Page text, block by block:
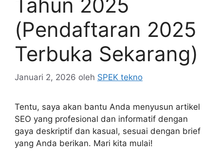
(Pendaftaran 2025
Terbuka Sekarang)
Januari 2, 2026 oleh SPEK tekno
Tentu, saya akan bantu Anda menyusun artikel
SEO yang profesional dan informatif dengan
gaya deskriptif dan kasual, sesuai dengan brief
yang Anda berikan. Mari kita mulai!